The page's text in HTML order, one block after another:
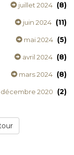
juillet 2024 (8)
juin 2024 (11)
mai 2024 (5)
avril 2024 (8)
mars 2024 (8)
décembre 2020 (2)